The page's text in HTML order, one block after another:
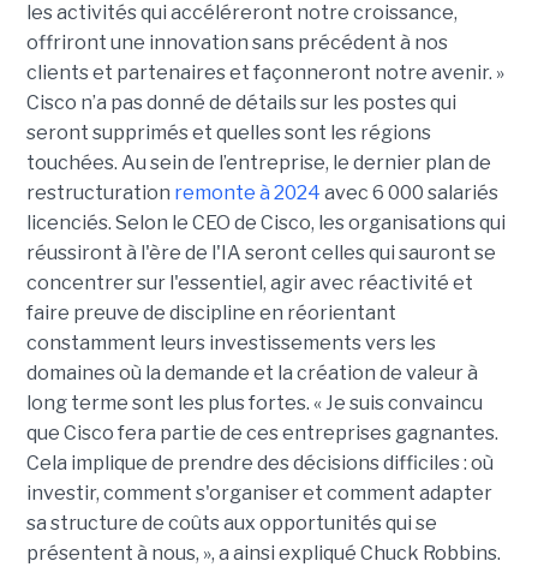
les activités qui accéléreront notre croissance,
offriront une innovation sans précédent à nos
clients et partenaires et façonneront notre avenir. »
Cisco n’a pas donné de détails sur les postes qui
seront supprimés et quelles sont les régions
touchées. Au sein de l’entreprise, le dernier plan de
restructuration remonte à 2024 avec 6 000 salariés
licenciés. Selon le CEO de Cisco, les organisations qui
réussiront à l'ère de l'IA seront celles qui sauront se
concentrer sur l'essentiel, agir avec réactivité et
faire preuve de discipline en réorientant
constamment leurs investissements vers les
domaines où la demande et la création de valeur à
long terme sont les plus fortes. « Je suis convaincu
que Cisco fera partie de ces entreprises gagnantes.
Cela implique de prendre des décisions difficiles : où
investir, comment s'organiser et comment adapter
sa structure de coûts aux opportunités qui se
présentent à nous, », a ainsi expliqué Chuck Robbins.